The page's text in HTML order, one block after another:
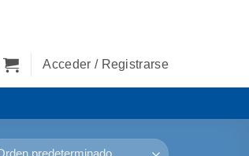
Acceder / Registrarse